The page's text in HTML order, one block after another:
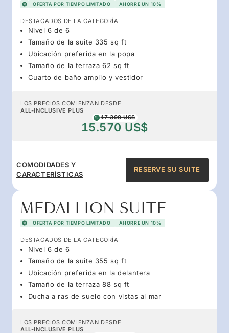
OFERTA POR TIEMPO LIMITADO AHORRE UN 10%
DESTACADOS DE LA CATEGORÍA
Nivel 6 de 6
Tamaño de la suite 335 sq ft
Ubicación preferida en la popa
Tamaño de la terraza 62 sq ft
Cuarto de baño amplio y vestidor
LOS PRECIOS COMIENZAN DESDE
ALL-INCLUSIVE PLUS
17.300 US$
15.570 US$
COMODIDADES Y
CARACTERÍSTICAS
RESERVE SU SUITE
MEDALLION SUITE
OFERTA POR TIEMPO LIMITADO AHORRE UN 10%
DESTACADOS DE LA CATEGORÍA
Nivel 6 de 6
Tamaño de la suite 355 sq ft
Ubicación preferida en la delantera
Tamaño de la terraza 88 sq ft
Ducha a ras de suelo con vistas al mar
LOS PRECIOS COMIENZAN DESDE
ALL-INCLUSIVE PLUS